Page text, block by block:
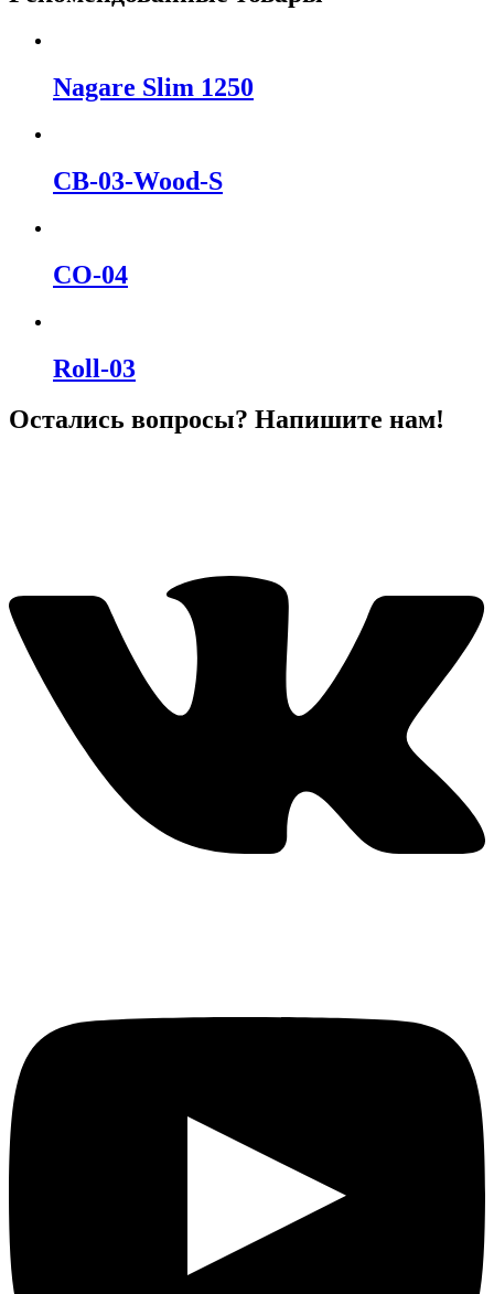
Nagare Slim 1250
CB-03-Wood-S
CO-04
Roll-03
Остались вопросы? Напишите нам!